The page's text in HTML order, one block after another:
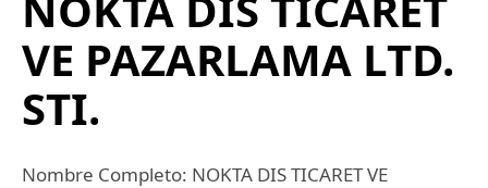
VE PAZARLAMA LTD.
STI.
Nombre Completo: NOKTA DIS TICARET VE